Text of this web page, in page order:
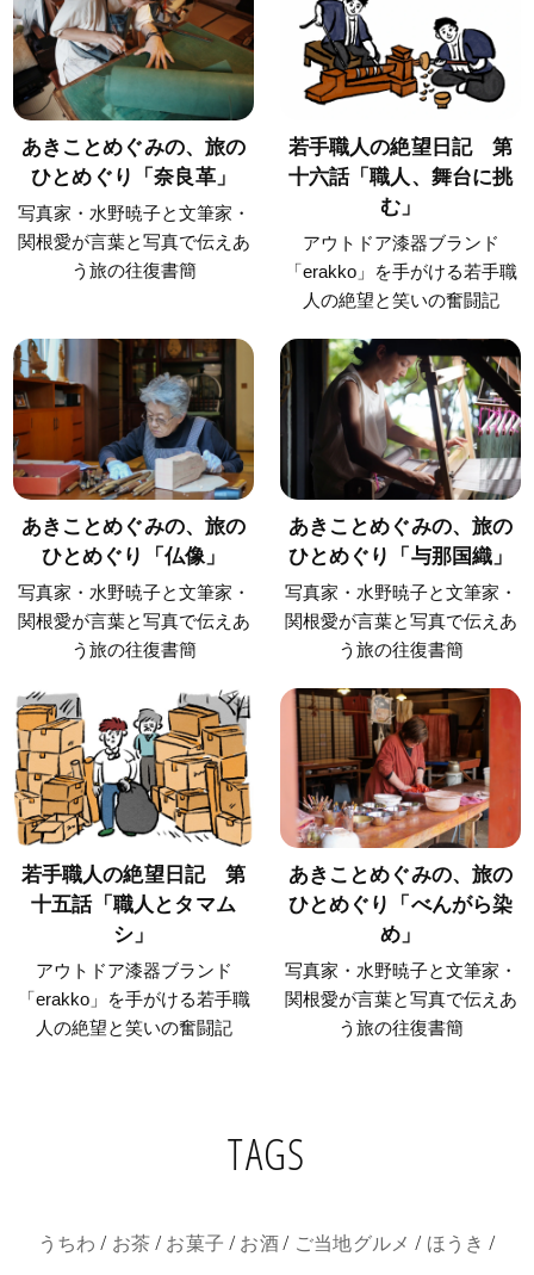
あきことめぐみの、旅の
ひとめぐり「奈良革」
写真家・水野暁子と文筆家・
関根愛が言葉と写真で伝えあ
う旅の往復書簡
若手職人の絶望日記 第
十六話「職人、舞台に挑
む」
アウトドア漆器ブランド
「erakko」を手がける若手職
人の絶望と笑いの奮闘記
あきことめぐみの、旅の
ひとめぐり「仏像」
写真家・水野暁子と文筆家・
関根愛が言葉と写真で伝えあ
う旅の往復書簡
あきことめぐみの、旅の
ひとめぐり「与那国織」
写真家・水野暁子と文筆家・
関根愛が言葉と写真で伝えあ
う旅の往復書簡
若手職人の絶望日記 第
十五話「職人とタマム
シ」
アウトドア漆器ブランド
「erakko」を手がける若手職
人の絶望と笑いの奮闘記
あきことめぐみの、旅の
ひとめぐり「べんがら染
め」
写真家・水野暁子と文筆家・
関根愛が言葉と写真で伝えあ
う旅の往復書簡
TAGS
うちわ / お茶 / お菓子 / お酒/ ご当地グルメ / ほうき /